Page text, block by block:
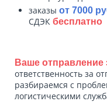
заказы от 7000
СДЭК бесплатно
Ваше отправление
ответственность за
разбираемся с
логистическими